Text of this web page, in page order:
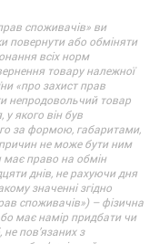
споживачів» ви
повернути або обміняти
всіх норм
товару належної
«про захист прав
непродовольчий товар
у якого він був
за формою, габаритами,
не може бути ним
право на обмін
днів, не рахуючи дня
значенні згідно
споживачів») – фізична
має намір придбати чи
пов’язаних з